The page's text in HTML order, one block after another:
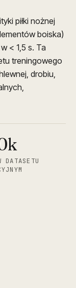
piłki nożnej
boiska)
< 1,5 s. Ta
treningowego
drobiu,
DATASETU